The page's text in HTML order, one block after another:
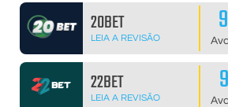
20BET
LEIA A REVISÃO
22BET
LEIA A REVISÃO